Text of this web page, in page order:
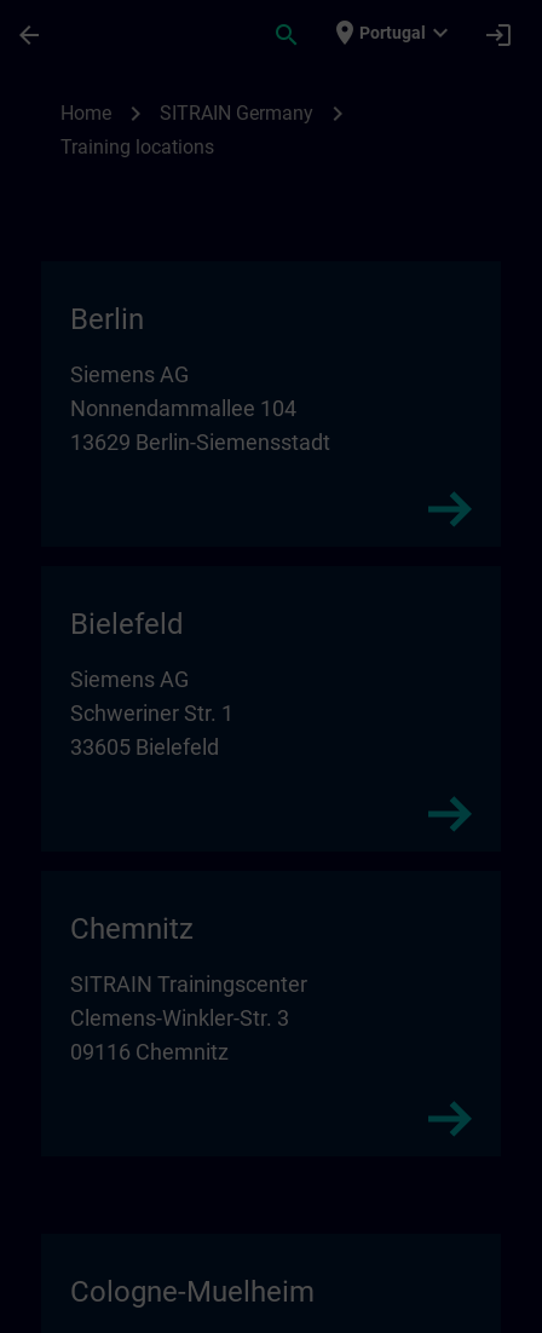
arrow_back search place Portugal expand_more login
Home chevron_right SITRAIN Germany chevron_right
Training locations
Berlin
Siemens AG
Nonnendammallee 104
13629 Berlin-Siemensstadt
Bielefeld
Siemens AG
Schweriner Str. 1
33605 Bielefeld
Chemnitz
SITRAIN Trainingscenter
Clemens-Winkler-Str. 3
09116 Chemnitz
Cologne-Muelheim